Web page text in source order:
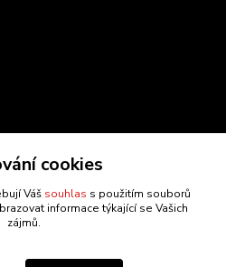
cookies
Váš souhlas s použitím souborů
informace týkající se Vašich
zájmů.